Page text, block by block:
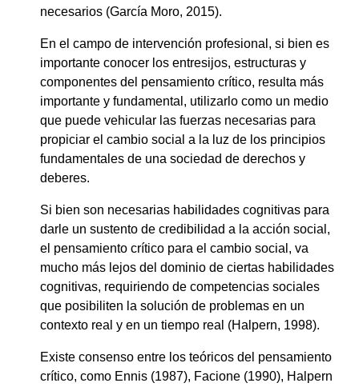
necesarios (García Moro, 2015).
En el campo de intervención profesional, si bien es
importante conocer los entresijos, estructuras y
componentes del pensamiento crítico, resulta más
importante y fundamental, utilizarlo como un medio
que puede vehicular las fuerzas necesarias para
propiciar el cambio social a la luz de los principios
fundamentales de una sociedad de derechos y
deberes.
Si bien son necesarias habilidades cognitivas para
darle un sustento de credibilidad a la acción social,
el pensamiento crítico para el cambio social, va
mucho más lejos del dominio de ciertas habilidades
cognitivas, requiriendo de competencias sociales
que posibiliten la solución de problemas en un
contexto real y en un tiempo real (Halpern, 1998).
Existe consenso entre los teóricos del pensamiento
crítico, como Ennis (1987), Facione (1990), Halpern